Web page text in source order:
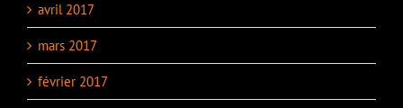
avril 2017
mars 2017
février 2017